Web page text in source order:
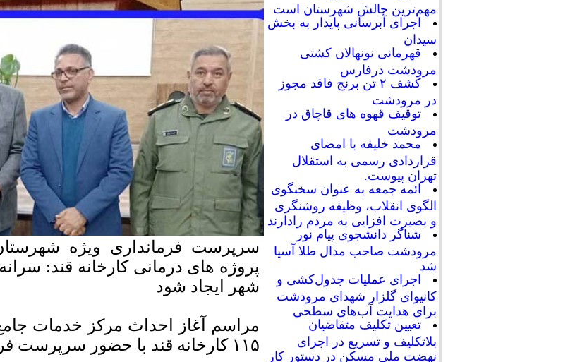
مهم‌ترین چالش شهرستان است
اجرای آبرسانی پایدار به بخش
سیدان
قهرمانی نونهالان کشتی
مرودشت درفارس
کشف ۲ تن برنج فاقد مجوز
در مرودشت
توقیف قهوه های قاچاق در
مرودشت
محمد خلیفه با امضای
قراردادی رسمی به استقلال
تهران پیوست.
ائمه جمعه به عنوان سخنگوی
الگوی انقلاب، وظیفه روشنگری
و بصیرت افزایی به مردم رادارند
شناگر دانشجوی پیام نور
مرودشت صاحب مدال طلا آسیا
شد
اجرای عملیات جدول‌کشی و
کانیوای گلزار شهدای مرودشت
برای هدایت آب‌های سطحی
تعیین تکلیف متقاضیان
بلاتکلیف و تسریع در اجرای
نهضت ملی مسکن در دستور کار
سرپرست فرمانداری ویژه
پروژه های درمانی کارخانه قند:
شهر ایجاد شود
۱۱۵ کارخانه قند با حضور سرپرست فرمانداری ویژه شهرستان مرودشت